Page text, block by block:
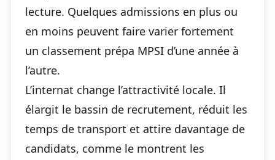
lecture. Quelques admissions en plus ou
en moins peuvent faire varier fortement
un classement prépa MPSI d’une année à
l’autre.
L’internat change l’attractivité locale. Il
élargit le bassin de recrutement, réduit les
temps de transport et attire davantage de
candidats, comme le montrent les